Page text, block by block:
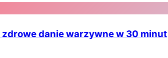
zdrowe danie warzywne w 30 minut